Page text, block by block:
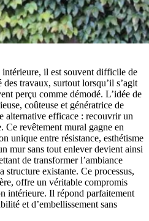
il est souvent difficile de
travaux, surtout lorsqu’il s’agit
perçu comme démodé. L’idée de
coûteuse et génératrice de
alternative efficace : recouvrir un
Ce revêtement mural gagne en
unique entre résistance, esthétisme
mur sans tout enlever devient ainsi
de transformer l’ambiance
structure existante. Ce processus,
offre un véritable compromis
intérieure. Il répond parfaitement
et d’embellissement sans